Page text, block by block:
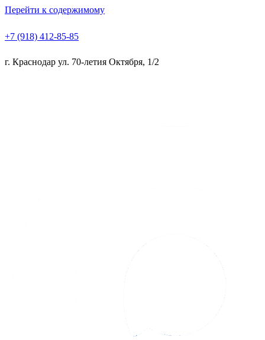
Перейти к содержимому
+7 (918) 412-85-85
г. Краснодар ул. 70-летия Октября, 1/2